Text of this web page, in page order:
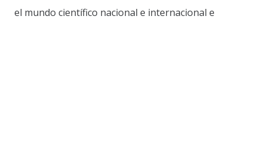
el mundo científico nacional e internacional e